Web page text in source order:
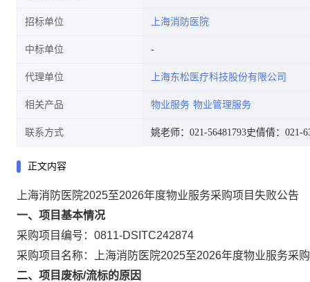
招标单位 上海消防医院
中标单位
代理单位 上海东松医疗科技股份有限公司
相关产品 物业服务 物业管理服务
联系方式 姚老师：021-56481793史倩倩：021-
正文内容
上海消防医院2025至2026年度物业服务采购项目失败公告
一、项目基本情况
采购项目编号：0811-DSITC242874
采购项目名称：上海消防医院2025至2026年度物业服务采
二、项目废标/流标的原因